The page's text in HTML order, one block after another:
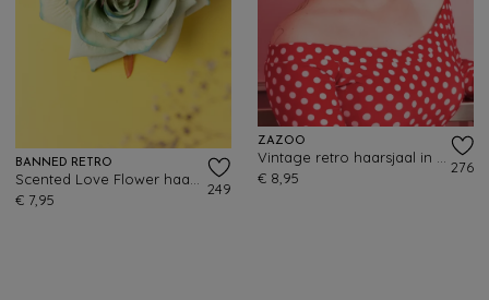
BANNED RETRO
€ 7,95
249
ZAZOO
€ 8,95
276